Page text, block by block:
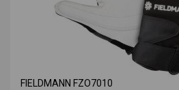
FIELDMANN FZO7010